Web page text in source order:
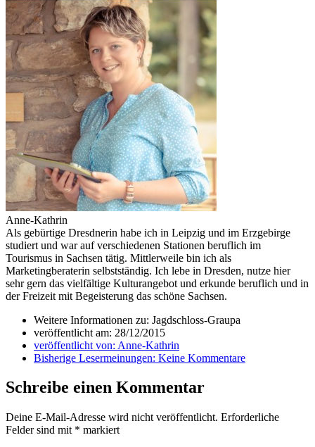
Anne-Kathrin
Als gebürtige Dresdnerin habe ich in Leipzig und im Erzgebirge
studiert und war auf verschiedenen Stationen beruflich im
Tourismus in Sachsen tätig. Mittlerweile bin ich als
Marketingberaterin selbstständig. Ich lebe in Dresden, nutze hier
sehr gern das vielfältige Kulturangebot und erkunde beruflich und in
der Freizeit mit Begeisterung das schöne Sachsen.
Weitere Informationen zu: Jagdschloss-Graupa
veröffentlicht am: 28/12/2015
veröffentlicht von: Anne-Kathrin
Bisherige Lesermeinungen: Keine Kommentare
Schreibe einen Kommentar
Deine E-Mail-Adresse wird nicht veröffentlicht. Erforderliche
Felder sind mit * markiert